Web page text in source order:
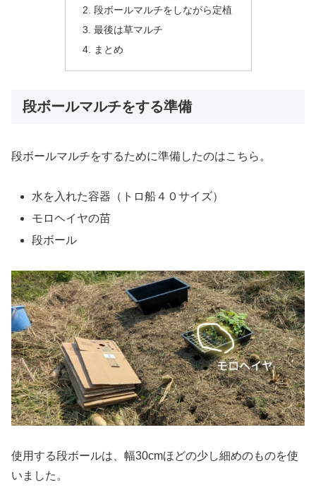
段ボールマルチをしながら定植
最後は草マルチ
まとめ
段ボールマルチをする準備
段ボールマルチをするために準備したのはこちら。
水を入れた容器（トロ船４０サイズ）
モロヘイヤの苗
段ボール
使用する段ボールは、幅30cmほどの少し細めのものを使
いました。